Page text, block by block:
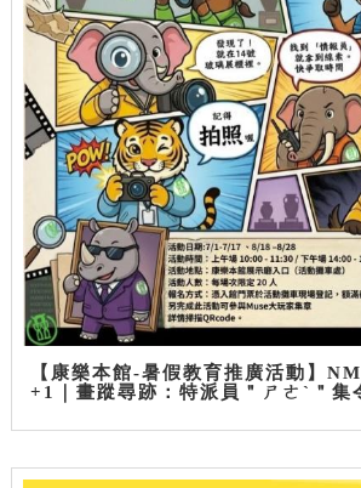
【康樂本館-暑假教育推廣活動】
+1｜畫蹤尋跡：特派員＂ㄕㄜˋ＂集